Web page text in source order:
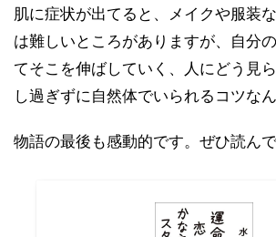
肌に症状が出てると、メイクや服装
は難しいところがありますが、自分
てそこを伸ばしていく、人にどう見
し過ぎずに自然体でいられるコツな
物語の最後も感動的です。ぜひ読んで